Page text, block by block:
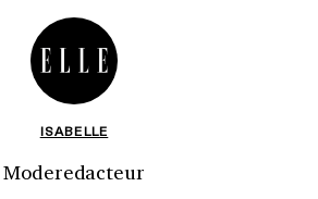
ISABELLE
Moderedacteur